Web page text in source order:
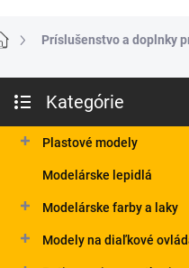
DomovPríslušenstvo a doplnky
kategórie
Kategórie
Plastové modely
Modelárske lepidlá
Modelárske farby a laky
Modely na diaľkové